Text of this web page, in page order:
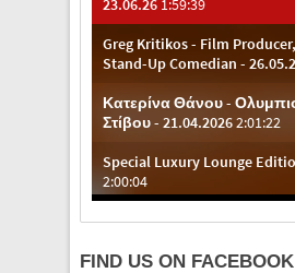
FIND US ON FACEBOOK